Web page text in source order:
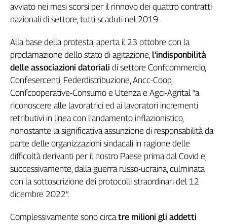
G8
di
il
sangue
della
ragione
120
anni
Cgil
Academy
Collettiva
Rubriche
avviato nei mesi scorsi per il rinnovo dei quattro contratti
nazionali di settore, tutti scaduti nel 2019.
Alla base della protesta, aperta il 23 ottobre con la
proclamazione dello stato di agitazione, l’indisponbilità
delle associazioni datoriali di settore Confcommercio,
Confesercenti, Federdistribuzione, Ancc-Coop,
Confcooperative-Consumo e Utenza e Agci-Agrital “a
riconoscere alle lavoratrici ed ai lavoratori incrementi
retributivi in linea con l’andamento inflazionistico,
nonostante la significativa assunzione di responsabilità da
parte delle organizzazioni sindacali in ragione delle
difficoltà derivanti per il nostro Paese prima dal Covid e,
successivamente, dalla guerra russo-ucraina, culminata
con la sottoscrizione dei protocolli straordinari del 12
dicembre 2022”.
Complessivamente sono circatre milioni gli addetti